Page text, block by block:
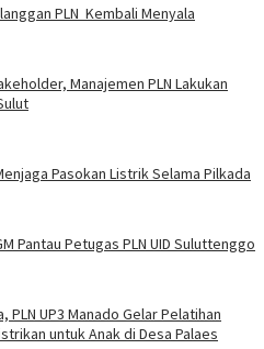
PLN Kembali Menyala
Manajemen PLN Lakukan
Pasokan Listrik Selama Pilkada
Pantau Petugas PLN UID Suluttenggo
PLN UP3 Manado Gelar Pelatihan
untuk Anak di Desa Palaes